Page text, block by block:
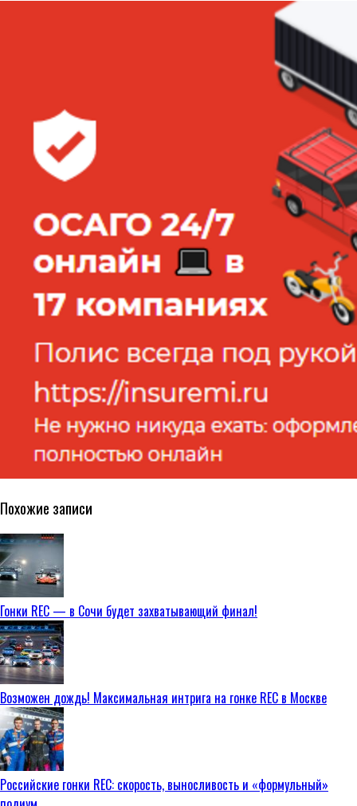
Похожие записи
Гонки REC — в Сочи будет захватывающий финал!
Возможен дождь! Максимальная интрига на гонке REC в Москве
Российские гонки REC: скорость, выносливость и «формульный»